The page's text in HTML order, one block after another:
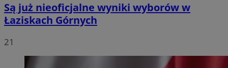
Są już nieoficjalne wyniki wyborów w
Łaziskach Górnych
21